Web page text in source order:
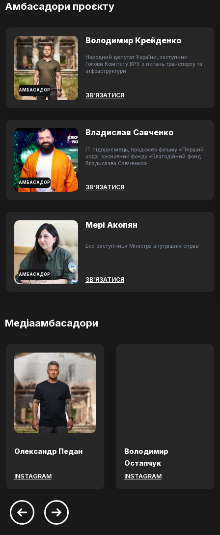
Амбасадори проєкту
АМБАСАДОР
Володимир Крейденко
Народний депутат України, заступник
Голови Комітету ВРУ з питань транспорту та
інфраструктури
ЗВ'ЯЗАТИСЯ
АМБАСАДОР
Владислав Савченко
ІТ підприємець, продюсер фільму «Перший
код», засновник фонду «Благодійний фонд
Владислава Савченка»
ЗВ'ЯЗАТИСЯ
АМБАСАДОР
Мері Акопян
Екс-заступниця Міністра внутрішніх справ
ЗВ'ЯЗАТИСЯ
Медіаамбасадори
Олександр Педан
INSTAGRAM
Володимир
Остапчук
INSTAGRAM